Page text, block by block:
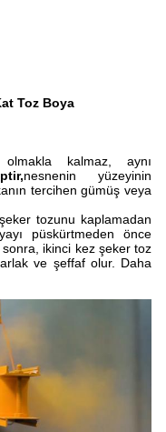
Toz Boya
kalmaz, aynı
nesnenin yüzeyinin
tercihen gümüş veya
tozunu kaplamadan
püskürtmeden önce
sonra, ikinci kez şeker toz
ve şeffaf olur. Daha